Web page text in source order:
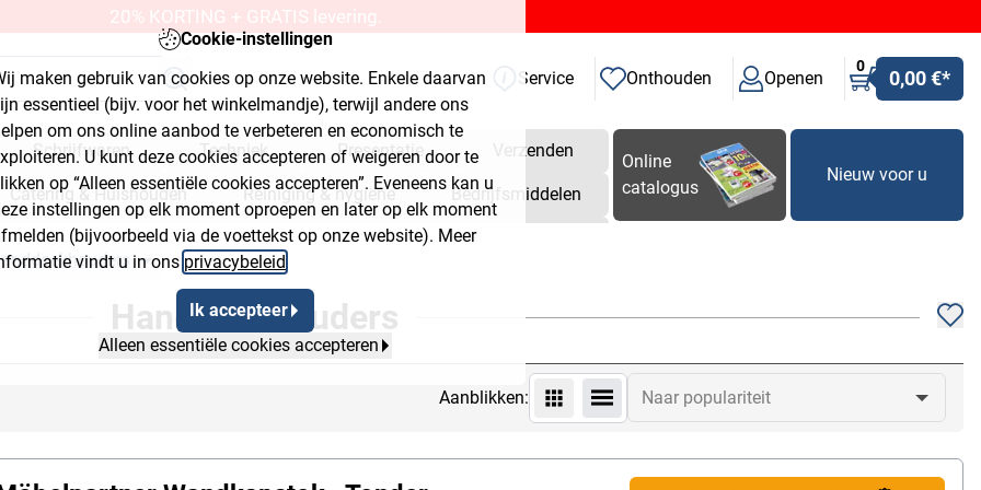
Cookie-instellingen
maken gebruik van cookies op onze website. Enkele daarvan
essentieel (bijv. voor het winkelmandje), terwijl andere ons
om ons online aanbod te verbeteren en economisch te
U kunt deze cookies accepteren of weigeren door te
op “Alleen essentiële cookies accepteren”. Eveneens kan u
instellingen op elk moment oproepen en later op elk moment
(bijvoorbeeld via de voettekst op onze website). Meer
vindt u in ons privacybeleid
Ik accepteer
Alleen essentiële cookies accepteren
20% KORTING + GRATIS levering.
Service Onthouden Openen
0
0,00 €*
Schrijfwaren Techniek Presentatie Verzenden
Catering & Huishouden Reiniging & hygiëne Bedrijfsmiddelen
& bouwmarkt
Online
catalogus
Nieuw voor u
Flyout Button 2Breadcrumb Flyout Button 3
Handdoekhouders
Aanblikken: